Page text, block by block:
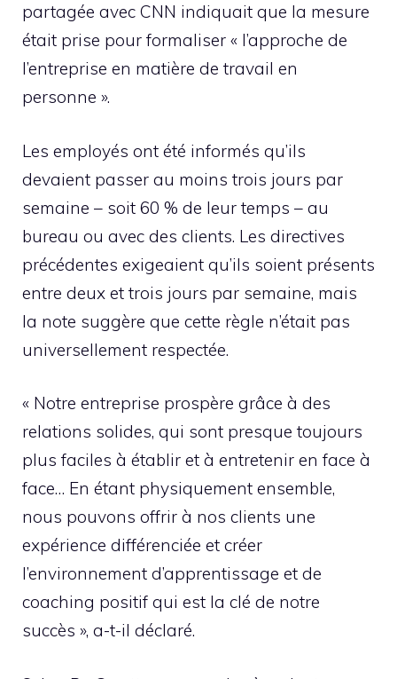
partagée avec CNN indiquait que la mesure
était prise pour formaliser « l’approche de
l’entreprise en matière de travail en
personne ».
Les employés ont été informés qu’ils
devaient passer au moins trois jours par
semaine – soit 60 % de leur temps – au
bureau ou avec des clients. Les directives
précédentes exigeaient qu’ils soient présents
entre deux et trois jours par semaine, mais
la note suggère que cette règle n’était pas
universellement respectée.
« Notre entreprise prospère grâce à des
relations solides, qui sont presque toujours
plus faciles à établir et à entretenir en face à
face… En étant physiquement ensemble,
nous pouvons offrir à nos clients une
expérience différenciée et créer
l’environnement d’apprentissage et de
coaching positif qui est la clé de notre
succès », a-t-il déclaré.